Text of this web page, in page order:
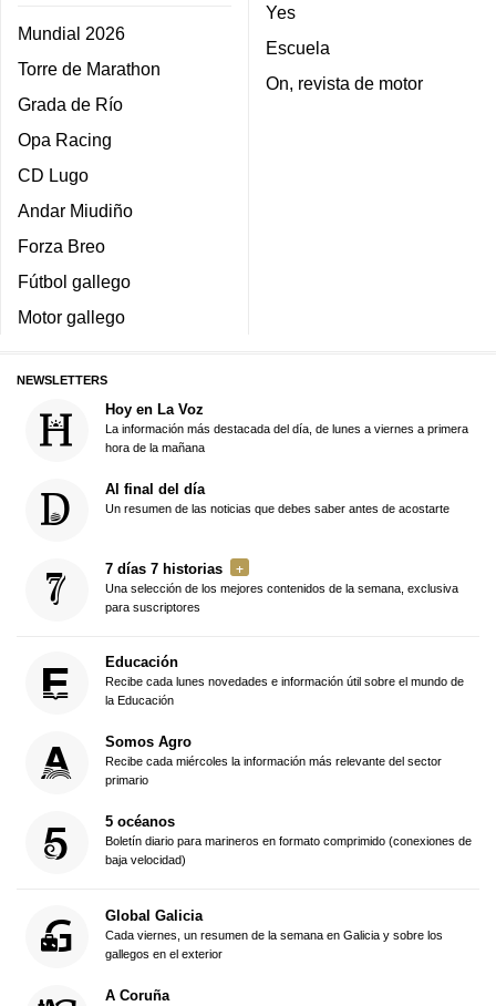
Mundial 2026
Torre de Marathon
Grada de Río
Opa Racing
CD Lugo
Andar Miudiño
Forza Breo
Fútbol gallego
Motor gallego
Yes
Escuela
On, revista de motor
NEWSLETTERS
Hoy en La Voz
La información más destacada del día, de lunes a viernes a primera
hora de la mañana
Al final del día
Un resumen de las noticias que debes saber antes de acostarte
7 días 7 historias
Una selección de los mejores contenidos de la semana, exclusiva
para suscriptores
Educación
Recibe cada lunes novedades e información útil sobre el mundo de
la Educación
Somos Agro
Recibe cada miércoles la información más relevante del sector
primario
5 océanos
Boletín diario para marineros en formato comprimido (conexiones de
baja velocidad)
Global Galicia
Cada viernes, un resumen de la semana en Galicia y sobre los
gallegos en el exterior
A Coruña